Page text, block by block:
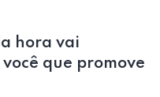
hora vai
que promove